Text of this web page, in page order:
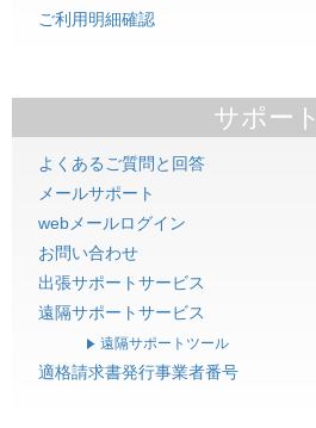
ご利用明細確認
サポート
よくあるご質問と回答
メールサポート
webメールログイン
お問い合わせ
出張サポートサービス
遠隔サポートサービス
遠隔サポートツール
適格請求書発行事業者番号